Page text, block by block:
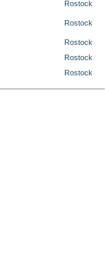
Rostock
Rostock
Rostock
Rostock
Rostock